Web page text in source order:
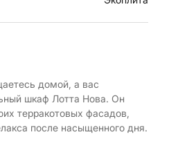
домой, а вас
шкаф Лотта Нова. Он
терракотовых фасадов,
после насыщенного дня.